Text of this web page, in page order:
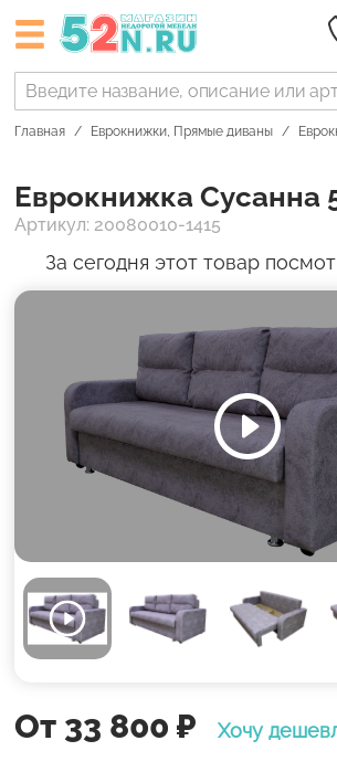
Главная Еврокнижки, Прямые диваны
Еврокнижка Сусанна
Артикул: 20080010-1415
За сегодня этот товар
От 33 800 ₽ Хочу